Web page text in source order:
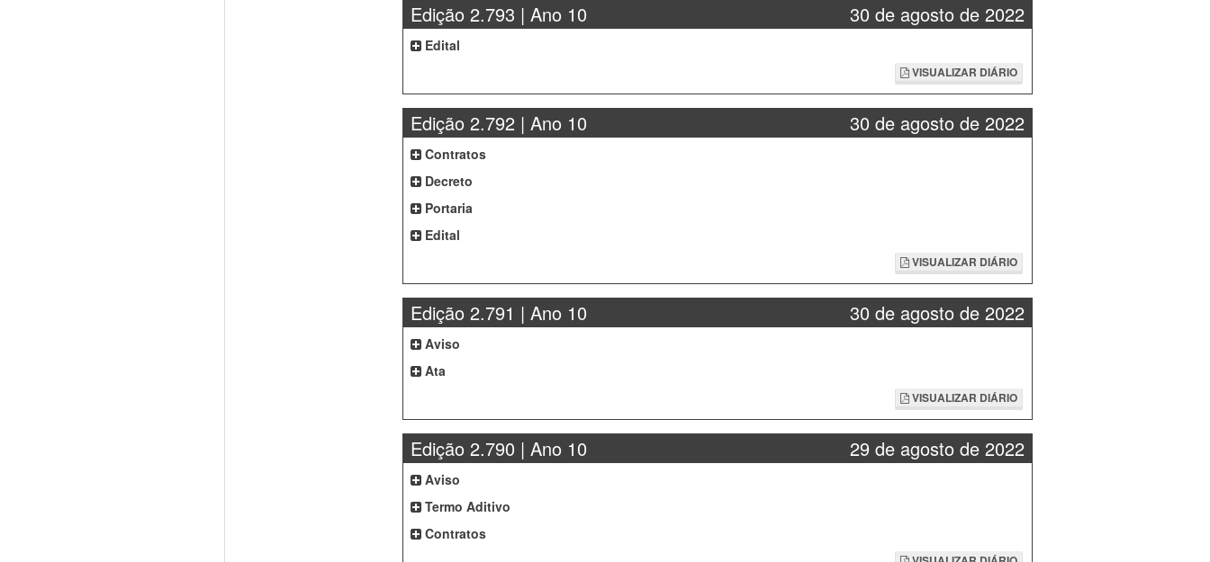
Edição 2.793 | Ano 10 30 de agosto de 2022
Edital
VISUALIZAR DIÁRIO
Edição 2.792 | Ano 10 30 de agosto de 2022
Contratos
Decreto
Portaria
Edital
VISUALIZAR DIÁRIO
Edição 2.791 | Ano 10 30 de agosto de 2022
Aviso
Ata
VISUALIZAR DIÁRIO
Edição 2.790 | Ano 10 29 de agosto de 2022
Aviso
Termo Aditivo
Contratos